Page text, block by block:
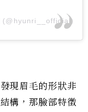
(@hyunri__official)
現眉毛的形狀非
構，那臉部特徵